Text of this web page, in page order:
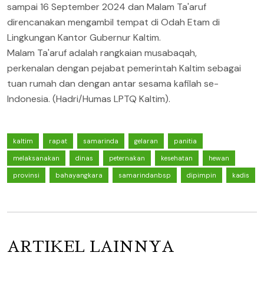
sampai 16 September 2024 dan Malam Ta'aruf
direncanakan mengambil tempat di Odah Etam di
Lingkungan Kantor Gubernur Kaltim.
Malam Ta'aruf adalah rangkaian musabaqah,
perkenalan dengan pejabat pemerintah Kaltim sebagai
tuan rumah dan dengan antar sesama kafilah se-
Indonesia. (Hadri/Humas LPTQ Kaltim).
kaltim rapat samarinda gelaran panitia
melaksanakan dinas peternakan kesehatan hewan
provinsi bahayangkara samarindanbsp dipimpin kadis
ARTIKEL LAINNYA